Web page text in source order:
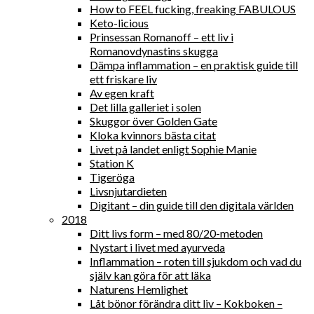
How to FEEL fucking, freaking FABULOUS
Keto-licious
Prinsessan Romanoff – ett liv i
Romanovdynastins skugga
Dämpa inflammation – en praktisk guide till
ett friskare liv
Av egen kraft
Det lilla galleriet i solen
Skuggor över Golden Gate
Kloka kvinnors bästa citat
Livet på landet enligt Sophie Manie
Station K
Tigeröga
Livsnjutardieten
Digitant – din guide till den digitala världen
2018
Ditt livs form – med 80/20-metoden
Nystart i livet med ayurveda
Inflammation – roten till sjukdom och vad du
själv kan göra för att läka
Naturens Hemlighet
Låt bönor förändra ditt liv – Kokboken –